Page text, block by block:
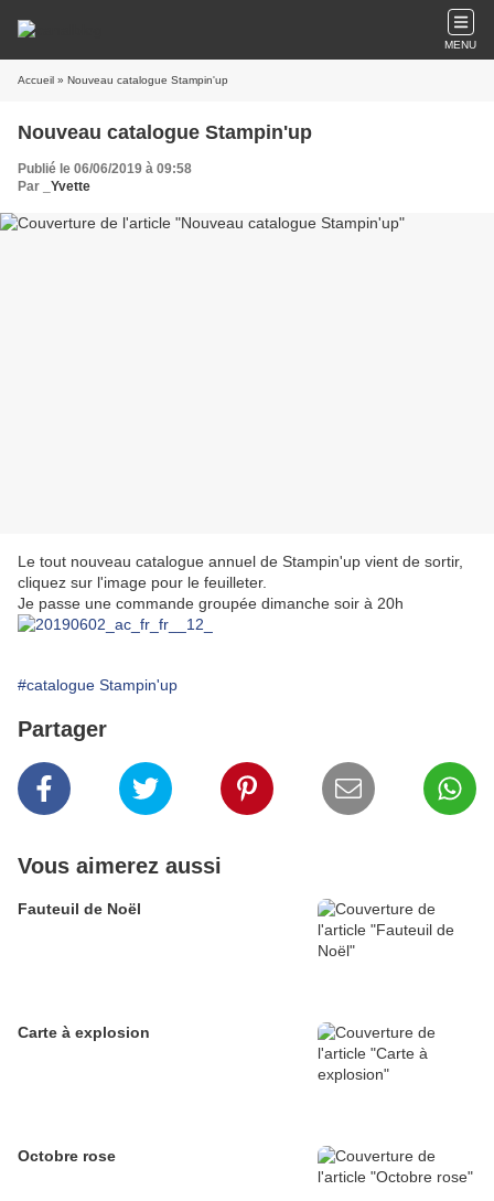
MENU
Accueil » Nouveau catalogue Stampin'up
Nouveau catalogue Stampin'up
Publié le 06/06/2019 à 09:58
Par
_Yvette
Le tout nouveau catalogue annuel de Stampin'up vient de sortir,
cliquez sur l'image pour le feuilleter.
Je passe une commande groupée dimanche soir à 20h
#catalogue Stampin'up
Partager
Vous aimerez aussi
Fauteuil de Noël
Carte à explosion
Octobre rose